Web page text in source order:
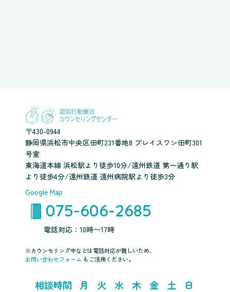
〒430-0944
静岡県浜松市中央区田町231番地8 プレイスワン田町301
号室
東海道本線 浜松駅より徒歩10分/遠州鉄道 第一通り駅
より徒歩4分/遠州鉄道 遠州病院駅より徒歩3分
Google Map
075-606-2685
電話対応：10時〜17時
※カウンセリング中などは電話対応が難しいため、
お問い合わせフォーム もご活用ください。
相談時間 月 火 水 木 金 土 日